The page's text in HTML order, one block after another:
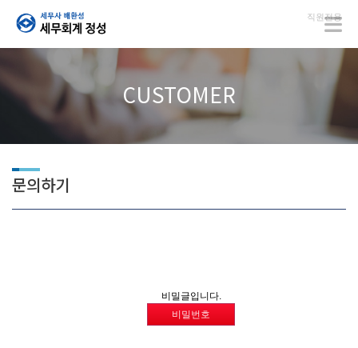
직원전용
CUSTOMER
문의하기
비밀글입니다.
비밀번호